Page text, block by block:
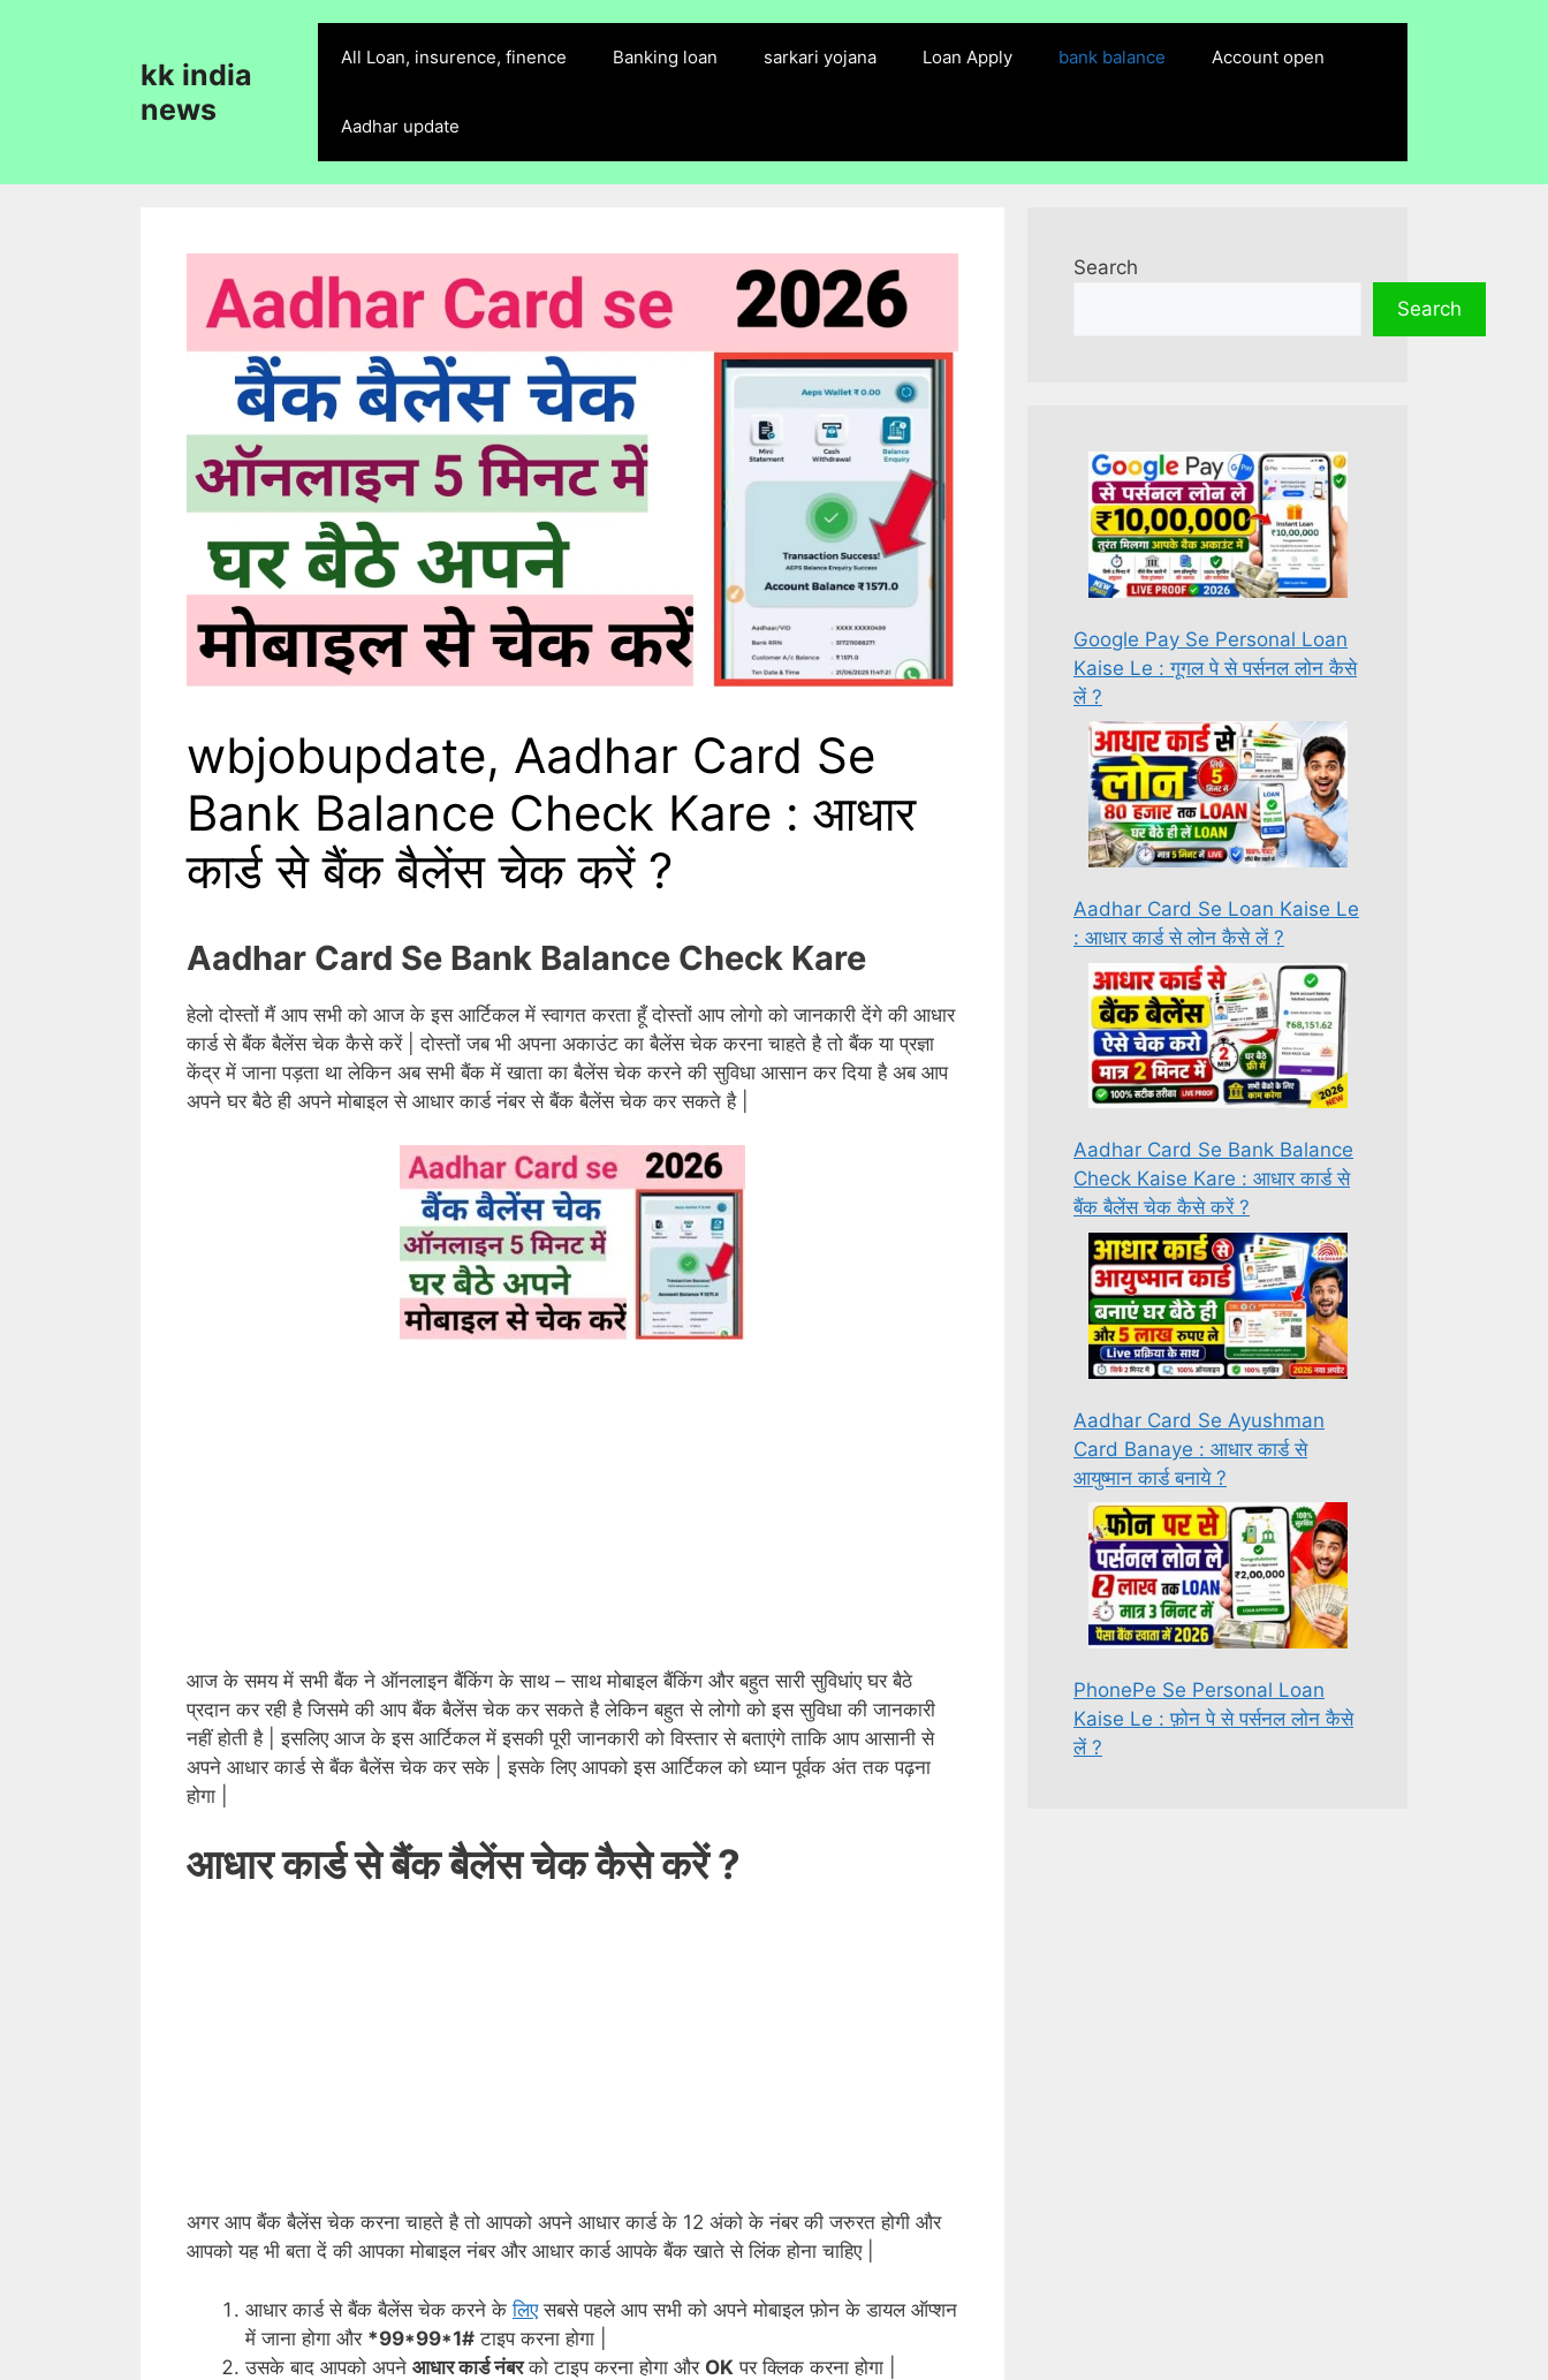
kk india
news
All Loan, insurence, finence Banking loan sarkari yojana Loan Apply bank balance Account open
Aadhar update
wbjobupdate, Aadhar Card Se
Bank Balance Check Kare : आधार
कार्ड से बैंक बैलेंस चेक करें ?
Aadhar Card Se Bank Balance Check Kare
हेलो दोस्तों मैं आप सभी को आज के इस आर्टिकल में स्वागत करता हूँ दोस्तों आप लोगो को जानकारी देंगे की आधार
कार्ड से बैंक बैलेंस चेक कैसे करें | दोस्तों जब भी अपना अकाउंट का बैलेंस चेक करना चाहते है तो बैंक या प्रज्ञा
केंद्र में जाना पड़ता था लेकिन अब सभी बैंक में खाता का बैलेंस चेक करने की सुविधा आसान कर दिया है अब आप
अपने घर बैठे ही अपने मोबाइल से आधार कार्ड नंबर से बैंक बैलेंस चेक कर सकते है |
आज के समय में सभी बैंक ने ऑनलाइन बैंकिंग के साथ – साथ मोबाइल बैंकिंग और बहुत सारी सुविधांए घर बैठे
प्रदान कर रही है जिसमे की आप बैंक बैलेंस चेक कर सकते है लेकिन बहुत से लोगो को इस सुविधा की जानकारी
नहीं होती है | इसलिए आज के इस आर्टिकल में इसकी पूरी जानकारी को विस्तार से बताएंगे ताकि आप आसानी से
अपने आधार कार्ड से बैंक बैलेंस चेक कर सके | इसके लिए आपको इस आर्टिकल को ध्यान पूर्वक अंत तक पढ़ना
होगा |
आधार कार्ड से बैंक बैलेंस चेक कैसे करें ?
अगर आप बैंक बैलेंस चेक करना चाहते है तो आपको अपने आधार कार्ड के 12 अंको के नंबर की जरुरत होगी और
आपको यह भी बता दें की आपका मोबाइल नंबर और आधार कार्ड आपके बैंक खाते से लिंक होना चाहिए |
आधार कार्ड से बैंक बैलेंस चेक करने केलिएसबसे पहले आप सभी को अपने मोबाइल फ़ोन के डायल ऑप्शन
में जाना होगा और *99*99*1# टाइप करना होगा |
उसके बाद आपको अपने आधार कार्ड नंबरको टाइप करना होगा और OK पर क्लिक करना होगा |
Search
Search
Google Pay Se Personal Loan
Kaise Le : गूगल पे से पर्सनल लोन कैसे
लें ?
Aadhar Card Se Loan Kaise Le
: आधार कार्ड से लोन कैसे लें ?
Aadhar Card Se Bank Balance
Check Kaise Kare : आधार कार्ड से
बैंक बैलेंस चेक कैसे करें ?
Aadhar Card Se Ayushman
Card Banaye : आधार कार्ड से
आयुष्मान कार्ड बनाये ?
PhonePe Se Personal Loan
Kaise Le : फ़ोन पे से पर्सनल लोन कैसे
लें ?